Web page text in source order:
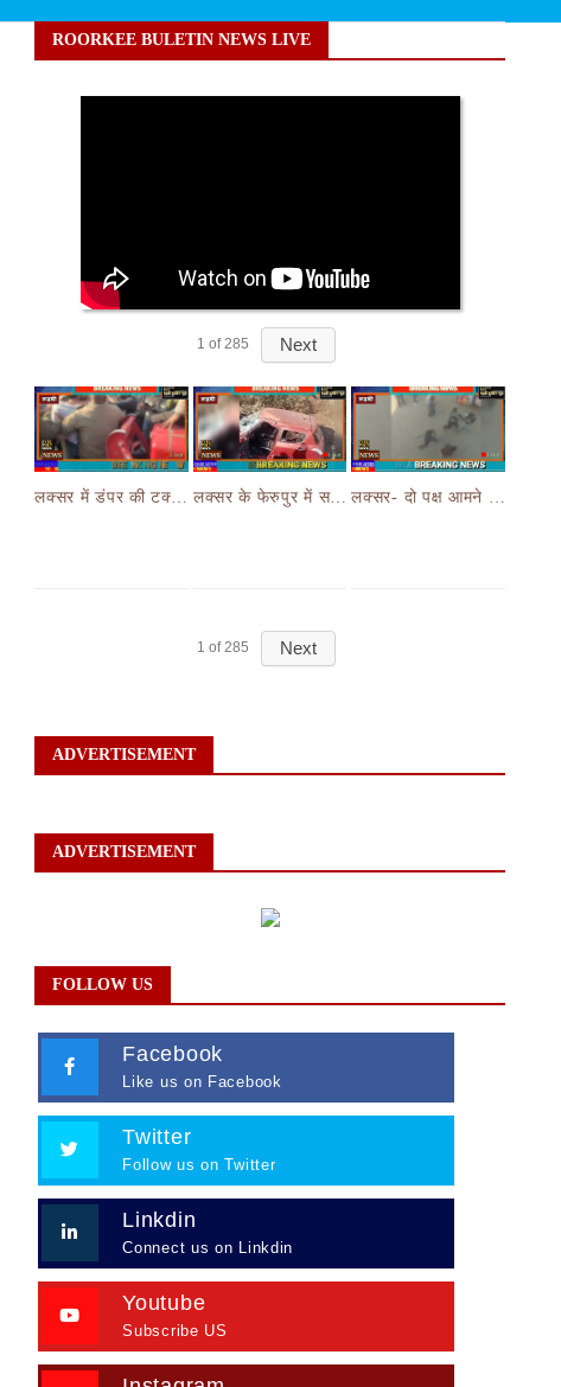
ROORKEE BULETIN NEWS LIVE
1 of 285 Next
लक्सर में डंपर की टक्कर से मासूम बच्चे की मौत के बाद हंगामा,आक्रोशित भीड़ ने डंपर चालक की करी पिटाई लक्सर के फेरुपुर में सड़क हादसे ने छीनी तीन लोगों की जान,कार और ई रिक्शा की भयानक हुई टक्कर
1 of 285 Next
ADVERTISEMENT
ADVERTISEMENT
FOLLOW US
Facebook
Like us on Facebook
Twitter
Follow us on Twitter
Linkdin
Connect us on Linkdin
Youtube
Subscribe US